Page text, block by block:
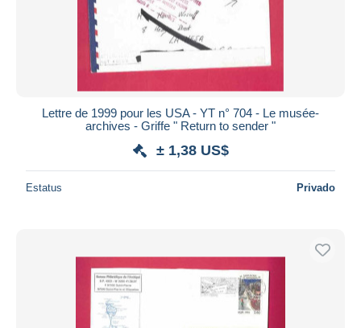
Lettre de 1999 pour les USA - YT n° 704 - Le musée-
archives - Griffe " Return to sender "
± 1,38 US$
Estatus Privado